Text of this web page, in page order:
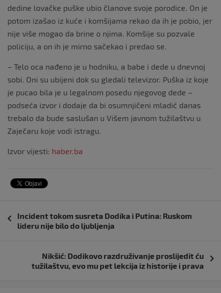
dedine lovačke puške ubio članove svoje porodice. On je
potom izašao iz kuće i komšijama rekao da ih je pobio, jer
nije više mogao da brine o njima. Komšije su pozvale
policiju, a on ih je mirno sačekao i predao se.
– Telo oca nađeno je u hodniku, a babe i dede u dnevnoj
sobi. Oni su ubijeni dok su gledali televizor. Puška iz koje
je pucao bila je u legalnom posedu njegovog dede –
podseća izvor i dodaje da bi osumnjičeni mladić danas
trebalo da bude saslušan u Višem javnom tužilaštvu u
Zaječaru koje vodi istragu.
Izvor vijesti: haber.ba
objava
Incident tokom susreta Dodika i Putina: Ruskom
lideru nije bilo do ljubljenja
Nikšić: Dodikovo razdruživanje proslijedit ću
tužilaštvu, evo mu pet lekcija iz historije i prava